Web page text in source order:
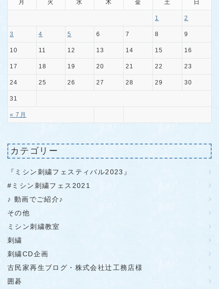
月 火 水 木 金 土 日
« 7月
1 2
3 4 5 6 7 8 9
10 11 12 13 14 15 16
17 18 19 20 21 22 23
24 25 26 27 28 29 30
31
カテゴリー
『ミシン刺繍フェスティバル2023』
#ミシン刺繍フェス2021
♪ 動画でご紹介♪
その他
ミシン刺繍教室
刺繍
刺繍CD企画
古民家再生ブログ・株式会社辻工務店様
囲碁